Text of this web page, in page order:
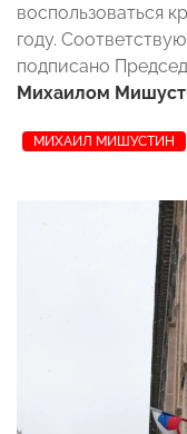
воспользоваться
году.
подписано
Михаилом
МИХАИЛ МИШУСТИН